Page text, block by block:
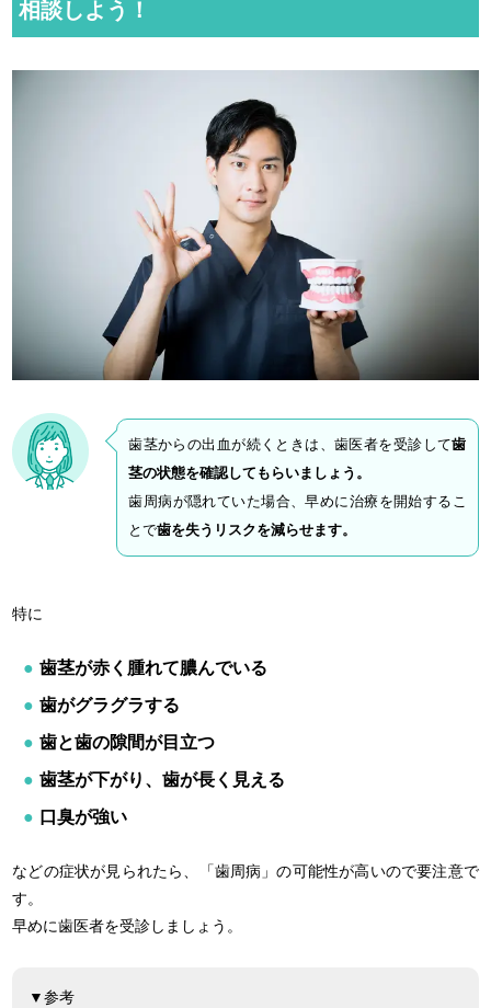
相談しよう！
歯茎からの出血が続くときは、歯医者を受診して歯
茎の状態を確認してもらいましょう。
歯周病が隠れていた場合、早めに治療を開始するこ
とで歯を失うリスクを減らせます。
特に
歯茎が赤く腫れて膿んでいる
歯がグラグラする
歯と歯の隙間が目立つ
歯茎が下がり、歯が長く見える
口臭が強い
などの症状が見られたら、「歯周病」の可能性が高いので要注意で
す。
早めに歯医者を受診しましょう。
▼参考